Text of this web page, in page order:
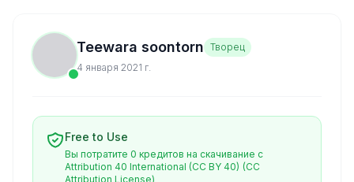
Teewara soontorn Творец
4 января 2021 г.
Free to Use
Вы потратите 0 кредитов на скачивание с
Attribution 40 International (CC BY 40) (CC
Attribution License)